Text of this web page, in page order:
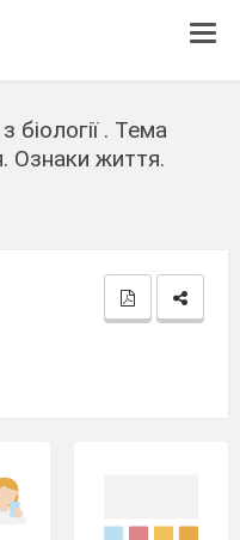
біології . Тема
Ознаки життя.